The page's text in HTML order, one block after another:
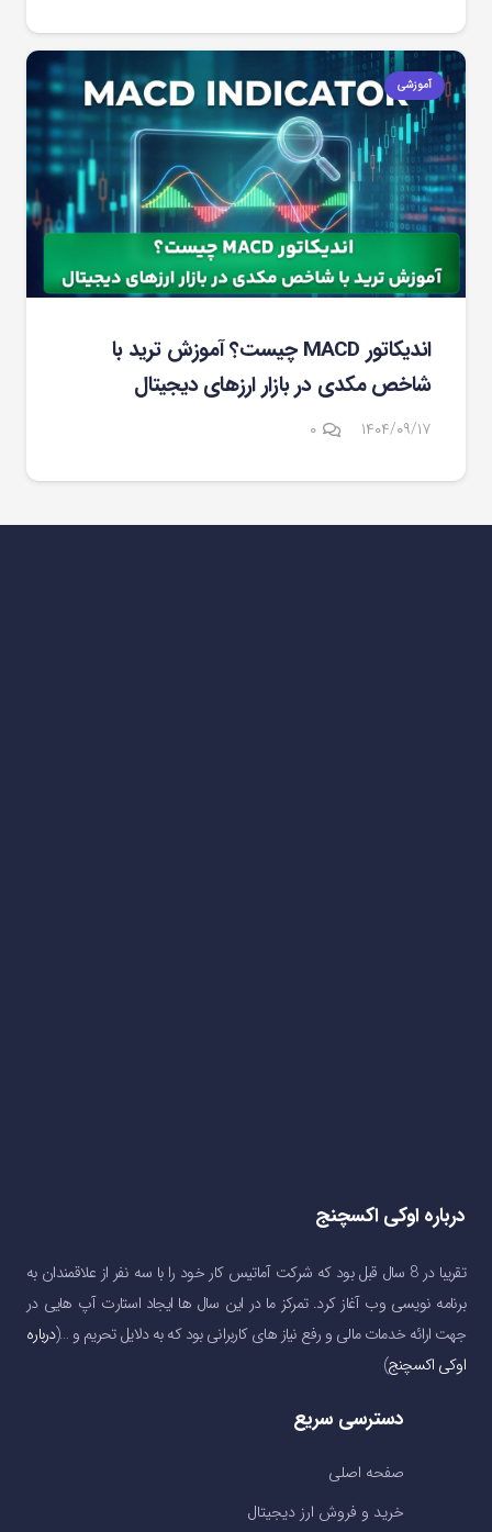
آموزشی
اندیکاتور MACD چیست؟ آموزش ترید با
شاخص مکدی در بازار ارزهای دیجیتال
۱۴۰۴/۰۹/۱۷ ۰
درباره اوکی اکسچنج
تقریبا در 8 سال قبل بود که شرکت آماتیس کار خود را با سه نفر از علاقمندان به
برنامه نویسی وب آغاز کرد. تمرکز ما در این سال ها ایجاد استارت آپ هایی در
جهت ارائه خدمات مالی و رفع نیاز های کاربرانی بود که به دلایل تحریم و …(درباره
اوکی اکسچنج)
دسترسی سریع
صفحه اصلی
خرید و فروش ارز دیجیتال